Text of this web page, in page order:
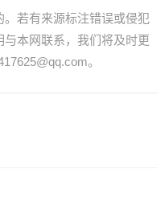
若有来源标注错误或侵犯
本网联系，我们将及时更
。